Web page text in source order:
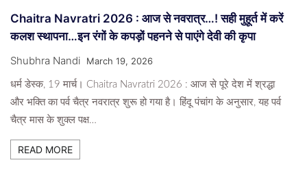
Chaitra Navratri 2026 : आज से नवरात्र…! सही मुहूर्त में करें
कलश स्थापना…इन रंगों के कपड़ों पहनने से पाएंगे देवी की कृपा
Shubhra Nandi March 19, 2026
धर्म डेस्क, 19 मार्च। Chaitra Navratri 2026 : आज से पूरे देश में श्रद्धा
और भक्ति का पर्व चैत्र नवरात्र शुरू हो गया है। हिंदू पंचांग के अनुसार, यह पर्व
चैत्र मास के शुक्ल पक्ष…
READ MORE